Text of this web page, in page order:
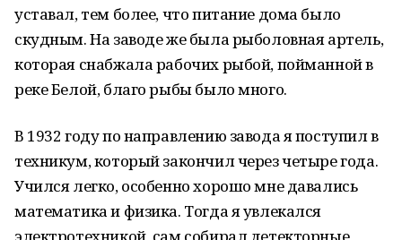
уставал, тем более, что питание дома было
скудным. На заводе же была рыболовная артель,
которая снабжала рабочих рыбой, пойманной в
реке Белой, благо рыбы было много.
В 1932 году по направлению завода я поступил в
техникум, который закончил через четыре года.
Учился легко, особенно хорошо мне давались
математика и физика. Тогда я увлекался